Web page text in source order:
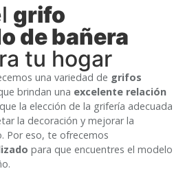
grifo
de bañera
tu hogar
una variedad de grifos
brindan una excelente relación
la elección de la grifería adecuada
la decoración y mejorar la
Por eso, te ofrecemos
para que encuentres el modelo